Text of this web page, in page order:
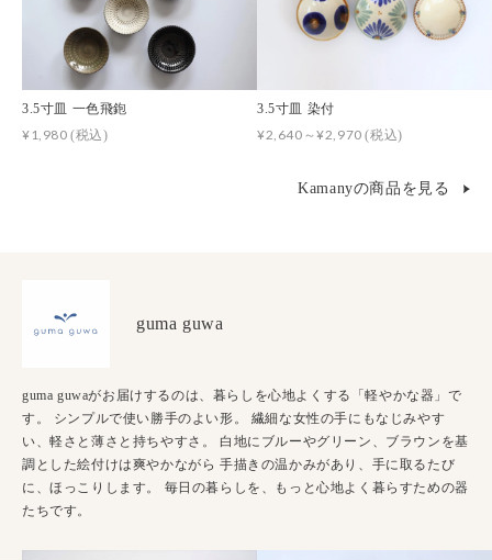
3.5寸皿 一色飛鉋
¥1,980(税込)
3.5寸皿 染付
¥2,640～¥2,970(税込)
Kamanyの商品を見る
guma guwa
guma guwaがお届けするのは、暮らしを心地よくする「軽やかな器」で
す。 シンプルで使い勝手のよい形。 繊細な女性の手にもなじみやす
い、軽さと薄さと持ちやすさ。 白地にブルーやグリーン、ブラウンを基
調とした絵付けは爽やかながら 手描きの温かみがあり、手に取るたび
に、ほっこりします。 毎日の暮らしを、もっと心地よく暮らすための器
たちです。